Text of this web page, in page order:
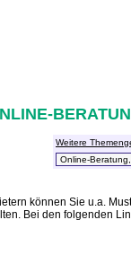
Weitere
können Sie u.a.
Bei den folgenden